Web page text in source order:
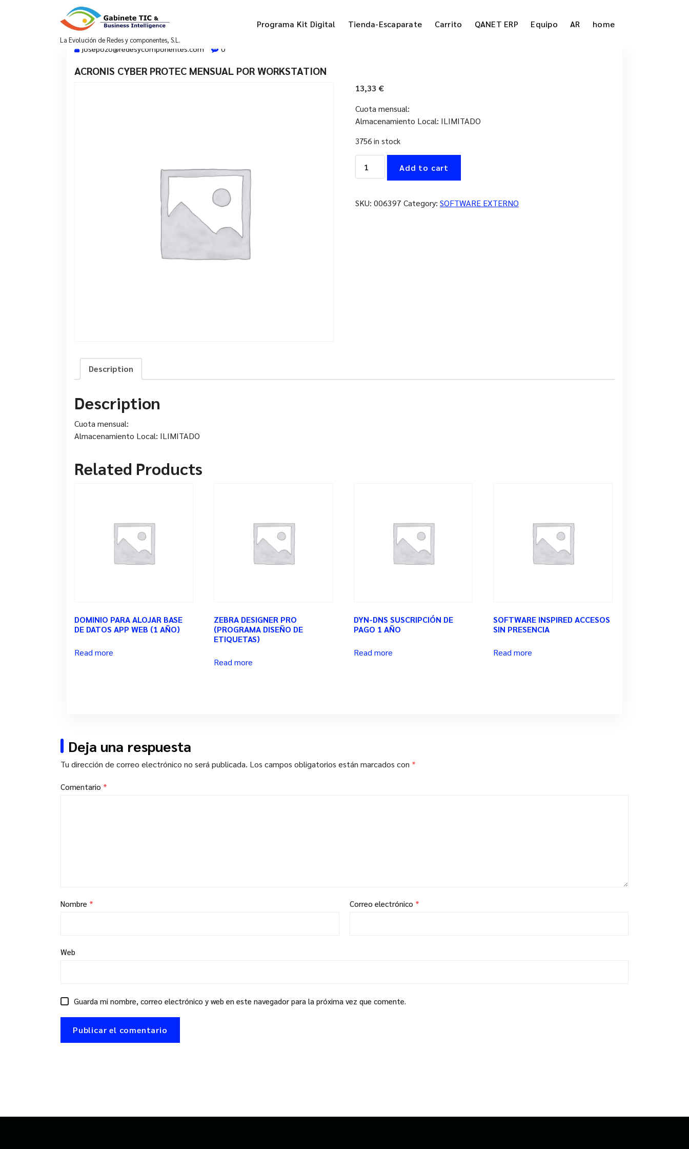
La Evolución de Redes y componentes, S.L.
Programa Kit Digital Tienda-Escaparate Carrito QANET ERP Equipo AR home
28 Mar, 2022
josepozo@redesycomponentes.com 0
ACRONIS CYBER PROTEC MENSUAL POR WORKSTATION
13,33 €
Cuota mensual:
Almacenamiento Local: ILIMITADO
3756 in stock
CYBER
POR
Add to cart
SKU:006397 Category:SOFTWARE EXTERNO
Description
Description
Cuota mensual:
Almacenamiento Local: ILIMITADO
Related Products
DOMINIO PARA ALOJAR BASE
DE DATOS APP WEB (1 AÑO)
Read more
ZEBRA DESIGNER PRO
(PROGRAMA DISEÑO DE
ETIQUETAS)
Read more
DYN-DNS SUSCRIPCIÓN DE
PAGO 1 AÑO
Read more
SOFTWARE INSPIRED ACCESOS
SIN PRESENCIA
Read more
Deja una respuesta
Tu dirección de correo electrónico no será publicada. Los campos obligatorios están marcados con *
Comentario *
Nombre * Correo electrónico *
Web
Guarda mi nombre, correo electrónico y web en este navegador para la próxima vez que comente.